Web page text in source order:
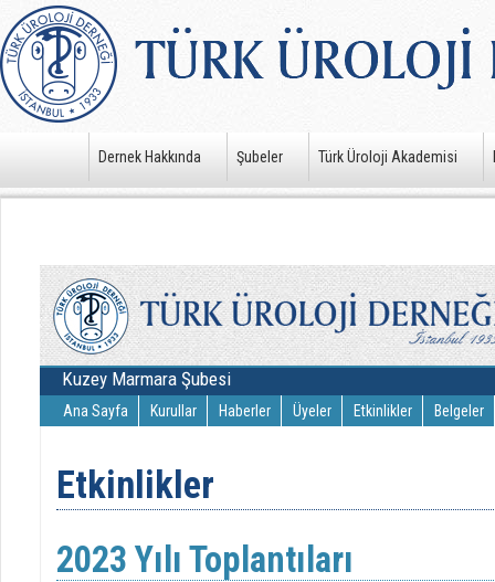
Dernek Hakkında Şubeler Türk Üroloji Akademisi
Kuzey Marmara Şubesi
Ana Sayfa Kurullar Haberler Üyeler Etkinlikler Belgeler
Etkinlikler
2023 Yılı Toplantıları